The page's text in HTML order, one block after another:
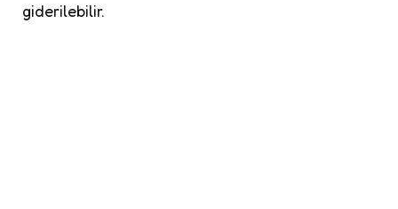
giderilebilir.